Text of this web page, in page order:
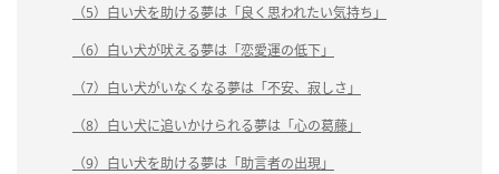
（5）白い犬を助ける夢は「良く思われたい気持ち」
（6）白い犬が吠える夢は「恋愛運の低下」
（7）白い犬がいなくなる夢は「不安、寂しさ」
（8）白い犬に追いかけられる夢は「心の葛藤」
（9）白い犬を助ける夢は「助言者の出現」